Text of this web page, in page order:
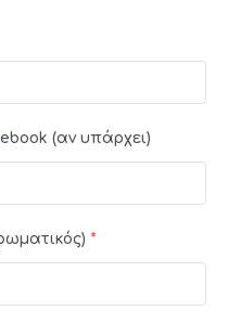
(αν υπάρχει)
*